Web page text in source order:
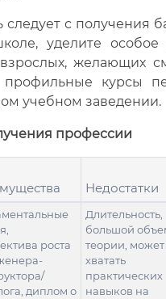
следует с получения
уделите
желающих
курсы
учебном заведении.
профессии
Недостатки
роста
диплом о
Длительность,
большой
теории, может
хватать
практических
навыков на